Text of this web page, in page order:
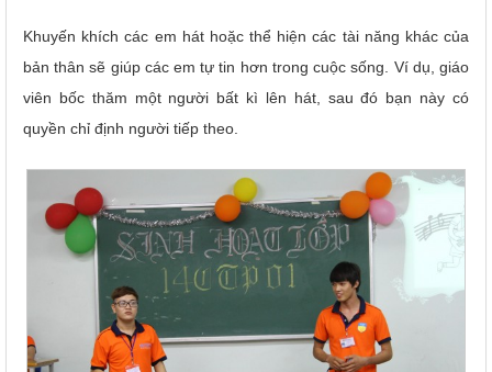
Khuyến khích các em hát hoặc thể hiện các tài năng khác của
bản thân sẽ giúp các em tự tin hơn trong cuộc sống. Ví dụ, giáo
viên bốc thăm một người bất kì lên hát, sau đó bạn này có
quyền chỉ định người tiếp theo.